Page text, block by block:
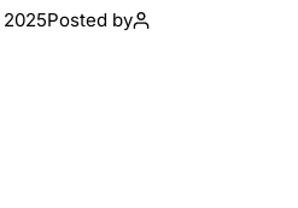
Posted by